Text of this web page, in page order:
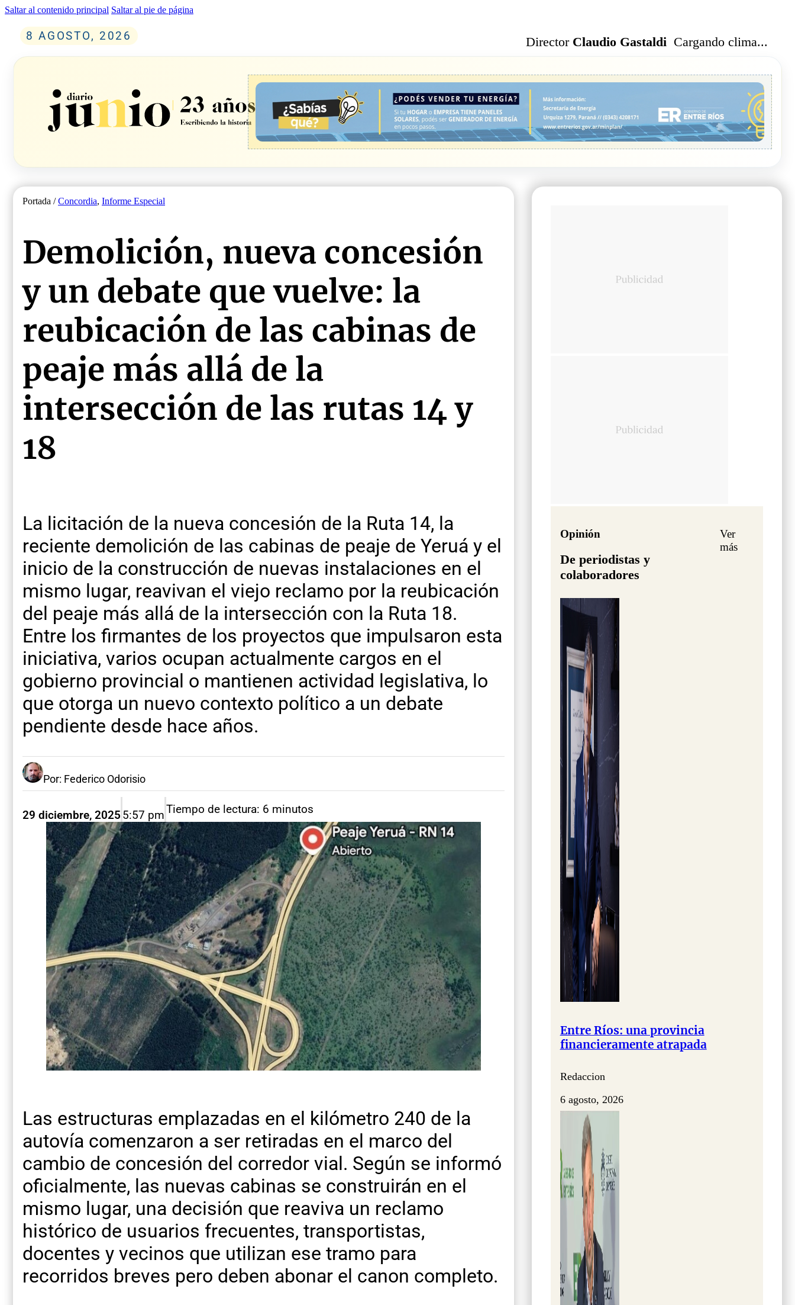
Saltar al contenido principal Saltar al pie de página
8 AGOSTO, 2026 Director Claudio Gastaldi Cargando clima...
Portada /Concordia, Informe Especial
Demolición, nueva concesión
y un debate que vuelve: la
reubicación de las cabinas de
peaje más allá de la
intersección de las rutas 14 y
18
La licitación de la nueva concesión de la Ruta 14, la
reciente demolición de las cabinas de peaje de Yeruá y el
inicio de la construcción de nuevas instalaciones en el
mismo lugar, reavivan el viejo reclamo por la reubicación
del peaje más allá de la intersección con la Ruta 18.
Entre los firmantes de los proyectos que impulsaron esta
iniciativa, varios ocupan actualmente cargos en el
gobierno provincial o mantienen actividad legislativa, lo
que otorga un nuevo contexto político a un debate
pendiente desde hace años.
Por: Federico Odorisio
29 diciembre, 2025 5:57 pmTiempo de lectura: 6 minutos
Las estructuras emplazadas en el kilómetro 240 de la
autovía comenzaron a ser retiradas en el marco del
cambio de concesión del corredor vial. Según se informó
oficialmente, las nuevas cabinas se construirán en el
mismo lugar, una decisión que reaviva un reclamo
histórico de usuarios frecuentes, transportistas,
docentes y vecinos que utilizan ese tramo para
recorridos breves pero deben abonar el canon completo.
Opinión
De periodistas y
colaboradores
Ver
más
Entre Ríos: una provincia
financieramente atrapada
Redaccion
6 agosto, 2026